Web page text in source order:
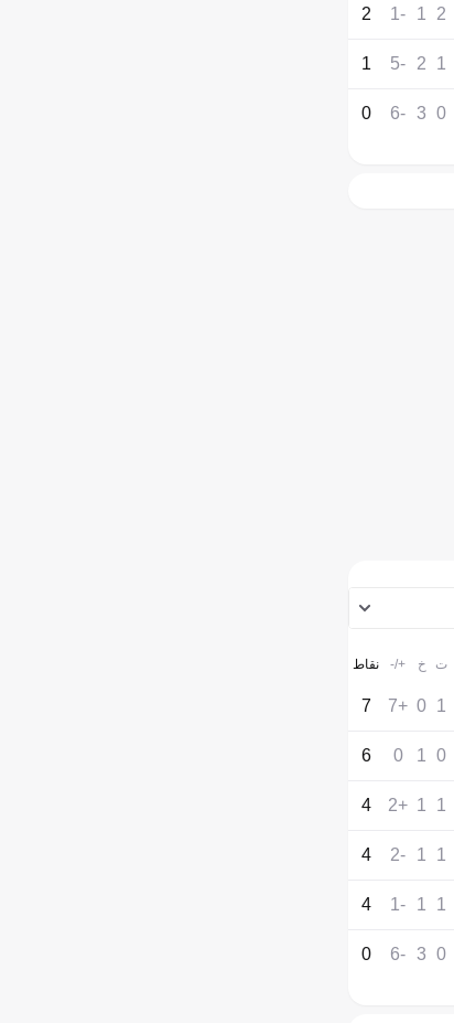
2
1
-1
2
1
2
-5
1
0
3
-6
0
ت خ +/- نقاط
1
0
+7
7
0
1
0
6
1
1
+2
4
1
1
-2
4
1
1
-1
4
0
3
-6
0